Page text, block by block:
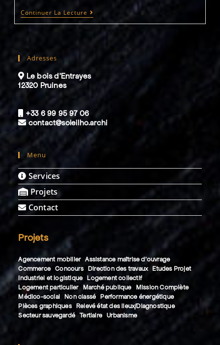
Continuer La Lecture 2018
–
Ancienne
Bergerie
Adresses
Le bois d’Entrayes
12320 Pruines
+33 6 99 95 97 06
contact@soleilho.archi
Menu
Services
Projets
Contact
Projets
Agencement mobilier
Assistance maîtrise d'ouvrage
Commerce
Concours Direction des travaux
Etudes Projet
Industriel et logistique
Logement collectif
Logement particulier
Marché publique
Mission Complète
Médico-social
Non classé
Performance énergétique
Pièces graphiques
Relevé état des lieux/Diagnostique
Secteur sauvegardé
Tertiaire Urbanisme